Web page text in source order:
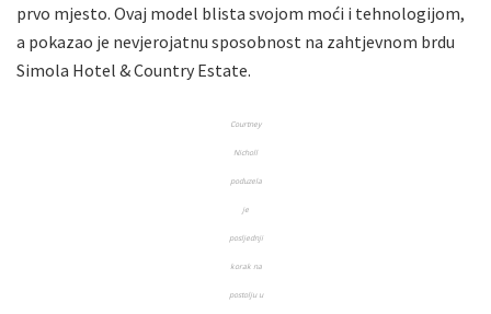
prvo mjesto. Ovaj model blista svojom moći i tehnologijom,
a pokazao je nevjerojatnu sposobnost na zahtjevnom brdu
Simola Hotel & Country Estate.
Courtney
Nicholl
poduzela
je
posljednji
korak na
postolju u